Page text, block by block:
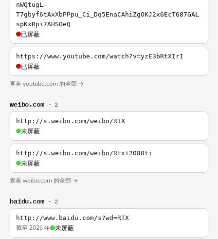
nWQtugL-
T7gbyf6tAxXbPPpu_Ci_Dq5EnaCAhiZgOKJ2x6EcT687GAL
spKxRpi7AHSOeQ
已屏蔽
https://www.youtube.com/watch?v=yzE3bRtXIrI
已屏蔽
查看 youtube.com 的全部 →
weibo.com · 2
http://s.weibo.com/weibo/RTX
未屏蔽
http://s.weibo.com/weibo/Rtx+2080ti
未屏蔽
查看 weibo.com 的全部 →
baidu.com · 2
http://www.baidu.com/s?wd=RTX
截至 2026 年 未屏蔽